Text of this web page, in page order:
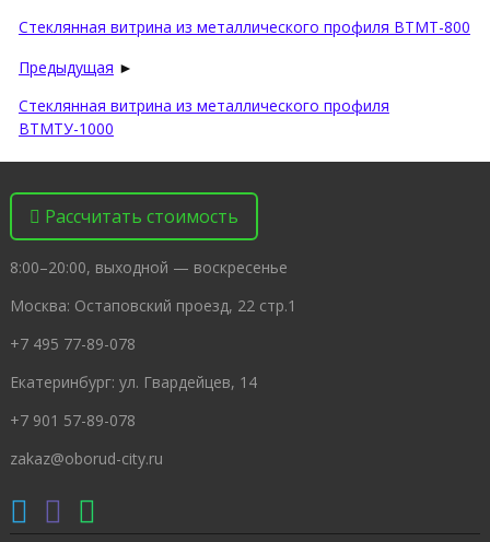
Стеклянная витрина из металлического профиля ВТМТ-800
Предыдущая ►
Стеклянная витрина из металлического профиля
ВТМТУ-1000
Рассчитать стоимость
8:00–20:00, выходной — воскресенье
Москва: Остаповский проезд, 22 стр.1
+7 495 77-89-078
Екатеринбург: ул. Гвардейцев, 14
+7 901 57-89-078
zakaz@oborud-city.ru